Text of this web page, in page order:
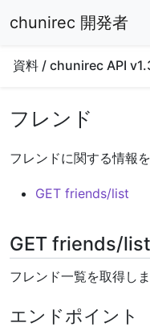
chunirec 開発者
資料 / chunirec API
フレンド
フレンドに関する情報
GET friends/list
GET friends/list
フレンド一覧を取得しま
エンドポイント